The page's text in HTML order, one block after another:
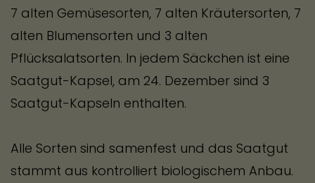
7 alten Gemüsesorten, 7 alten Kräutersorten, 7
alten Blumensorten und 3 alten
Pflücksalatsorten. In jedem Säckchen ist eine
Saatgut-Kapsel, am 24. Dezember sind 3
Saatgut-Kapseln enthalten.
Alle Sorten sind samenfest und das Saatgut
stammt aus kontrolliert biologischem Anbau.